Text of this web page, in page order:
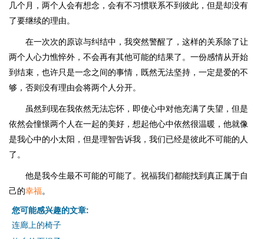
几个月，两个人会有想念，会有不习惯联系不到彼此，但是却没有
了要继续的理由。
在一次次的原谅与纠结中，我突然警醒了，这样的关系除了让
两个人心力憔悴外，不会再有其他可能的结果了。一份感情从开始
到结束，也许只是一念之间的事情，既然无法坚持，一定是爱的不
够，否则没有理由会将两个人分开。
虽然到现在我依然无法忘怀，即使心中对他充满了失望，但是
依然会憧憬两个人在一起的美好，想起他心中依然很温暖，他就像
是我心中的小太阳，但是理智告诉我，我们已经是彼此不可能的人
了。
他是我今生最不可能的可能了。祝福我们都能找到真正属于自
己的幸福。
您可能感兴趣的文章:
连廊上的椅子